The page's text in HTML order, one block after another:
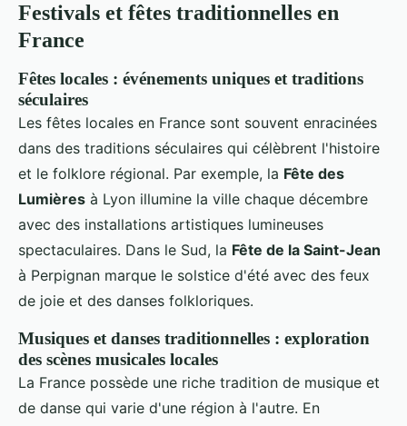
Festivals et fêtes traditionnelles en
France
Fêtes locales : événements uniques et traditions
séculaires
Les fêtes locales en France sont souvent enracinées
dans des traditions séculaires qui célèbrent l'histoire
et le folklore régional. Par exemple, la Fête des
Lumières à Lyon illumine la ville chaque décembre
avec des installations artistiques lumineuses
spectaculaires. Dans le Sud, la Fête de la Saint-Jean
à Perpignan marque le solstice d'été avec des feux
de joie et des danses folkloriques.
Musiques et danses traditionnelles : exploration
des scènes musicales locales
La France possède une riche tradition de musique et
de danse qui varie d'une région à l'autre. En